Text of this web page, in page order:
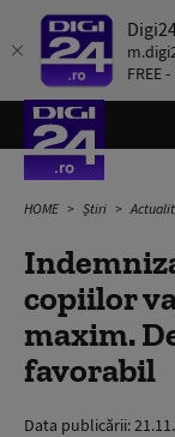
FREE
HOME Știri
copiilor
maxim.
favorabil
Data publicării: